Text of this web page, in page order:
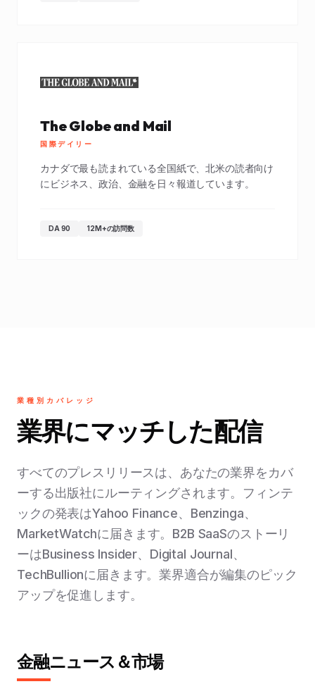
The Globe and Mail
国際デイリー
カナダで最も読まれている全国紙で、北米の読者向け
にビジネス、政治、金融を日々報道しています。
DA 90 12M+の訪問数
業種別カバレッジ
業界にマッチした配信
すべてのプレスリリースは、あなたの業界をカバ
ーする出版社にルーティングされます。フィンテ
ックの発表はYahoo Finance、Benzinga、
MarketWatchに届きます。B2B SaaSのストーリ
ーはBusiness Insider、Digital Journal、
TechBullionに届きます。業界適合が編集のピック
アップを促進します。
金融ニュース＆市場